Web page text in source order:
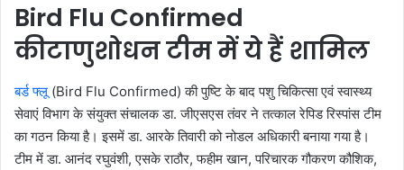
Bird Flu Confirmed
कीटाणुशोधन टीम में ये हैं शामिल
बर्ड फ्लू(Bird Flu Confirmed) की पुष्टि के बाद पशु चिकित्सा एवं स्वास्थ्य
सेवाएं विभाग के संयुक्त संचालक डा. जीएसएस तंवर ने तत्काल रेपिड रिस्पांस टीम
का गठन किया है। इसमें डा. आरके तिवारी को नोडल अधिकारी बनाया गया है।
टीम में डा. आनंद रघुवंशी, एसके राठौर, फहीम खान, परिचारक गौकरण कौशिक,